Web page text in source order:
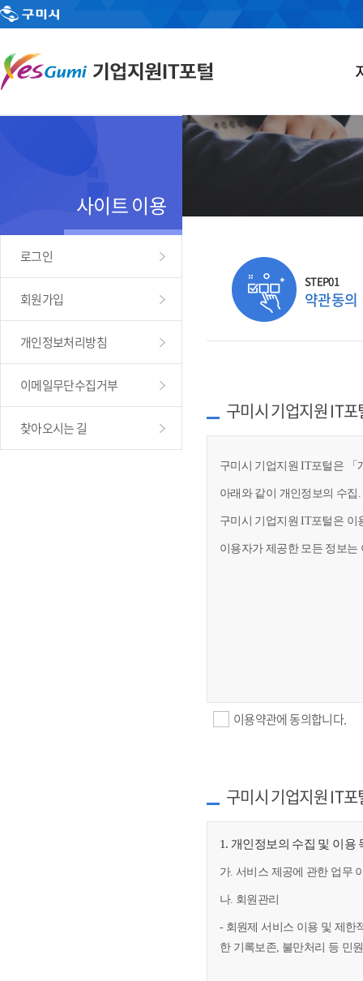
사이트 이용
로그인
회원가입
개인정보처리방침
이메일무단수집거부
찾아오시는 길
STEP01
약관동의
구미시 기업지원 IT
구미시 기업지원 IT포털은 「
아래와 같이 개인정보의 수집
구미시 기업지원 IT포털은 이
이용자가 제공한 모든 정보
이용약관에 동의합니다.
구미시 기업지원 IT
1. 개인정보의 수집 및 이용
가. 서비스 제공에 관한 업무
나. 회원관리
- 회원제 서비스 이용 및 제한
한 기록보존, 불만처리 등 민